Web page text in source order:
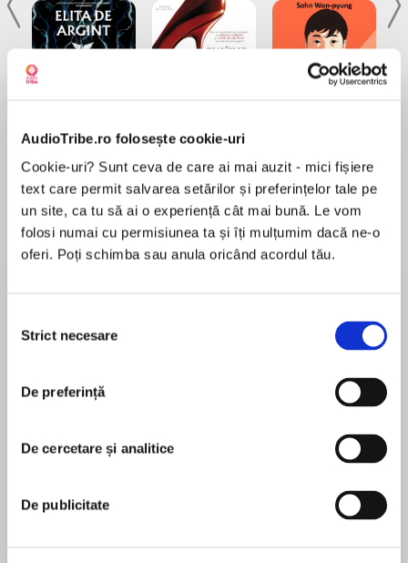
AudioTribe.ro folosește cookie-uri
Cookie-uri? Sunt ceva de care ai mai auzit - mici fișiere
text care permit salvarea setărilor și preferințelor tale pe
un site, ca tu să ai o experiență cât mai bună. Le vom
folosi numai cu permisiunea ta și îți mulțumim dacă ne-o
oferi. Poți schimba sau anula oricând acordul tău.
consimțământului
Strict necesare
De preferință
De cercetare și analitice
De publicitate
de...
Dani Francis
la...
Lauren Weisberger
Desprecarte
There's always one more grave to dig
vampires Cat Crawfield and her husband,
Bones. They should have known better than to
relax their guard, because a shocking revelation
sends them back into action to stop an all-out
A rogue CIA agent is involved in horrifying secret
between humans and the undead to dangerous
În acest moment nu există recenzii
Jeaniene Frost
Jeaniene Frost is the New York Times, USA Today,
and international bestselling author of the Night